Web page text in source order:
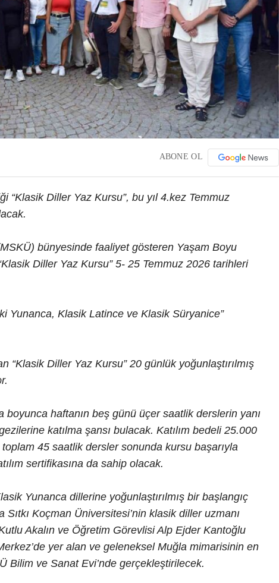
ABONE OL
“Klasik Diller Yaz Kursu”, bu yıl 4.kez Temmuz
bünyesinde faaliyet gösteren Yaşam Boyu
Diller Yaz Kursu” 5- 25 Temmuz 2026 tarihleri
Yunanca, Klasik Latince ve Klasik Süryanice”
“Klasik Diller Yaz Kursu” 20 günlük yoğunlaştırılmış
boyunca haftanın beş günü üçer saatlik derslerin yanı
katılma şansı bulacak. Katılım bedeli 25.000
45 saatlik dersler sonunda kursu başarıyla
sertifikasına da sahip olacak.
Yunanca dillerine yoğunlaştırılmış bir başlangıç
Koçman Üniversitesi’nin klasik diller uzmanı
Akalın ve Öğretim Görevlisi Alp Ejder Kantoğlu
yer alan ve geleneksel Muğla mimarisinin en
Bilim ve Sanat Evi’nde gerçekleştirilecek.